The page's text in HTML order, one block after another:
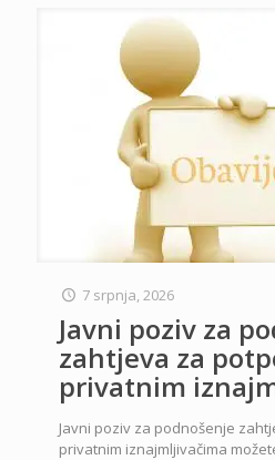
7 srpnja, 2026
Javni poziv za
zahtjeva za
privatnim
Javni poziv za podnošenje
privatnim iznajmljivačima